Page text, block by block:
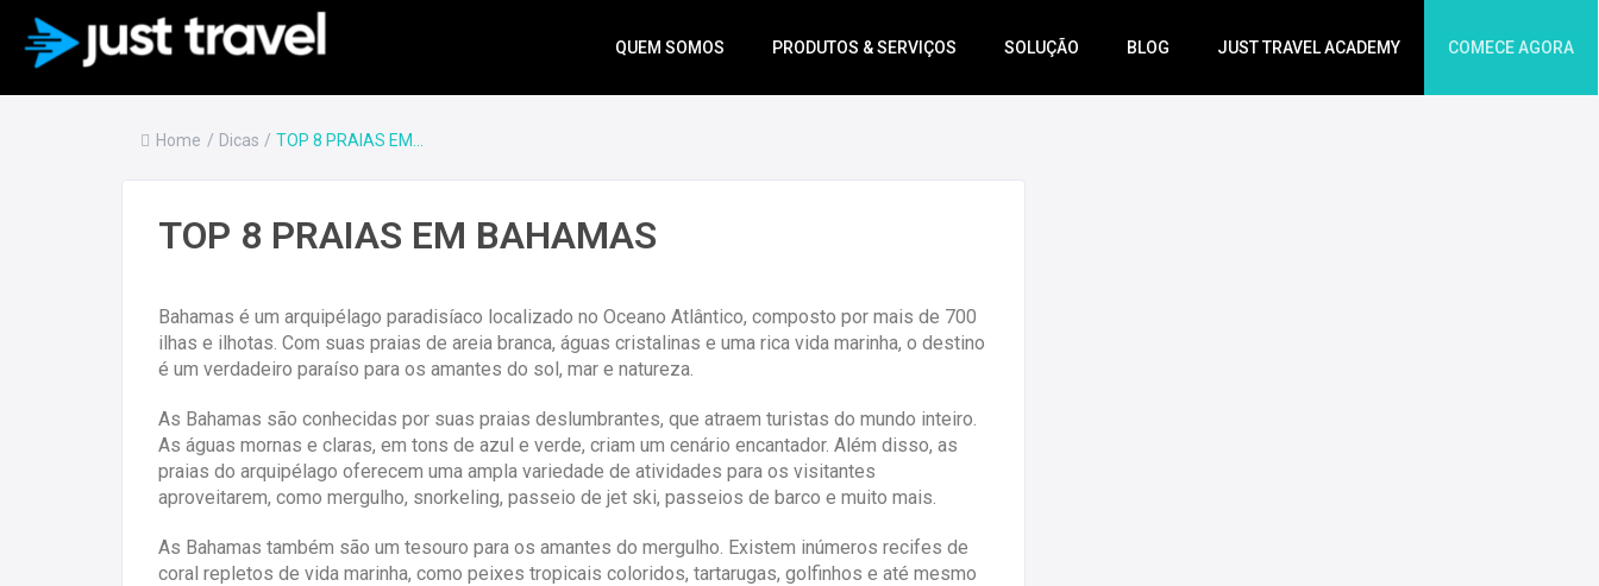
QUEM SOMOS PRODUTOS & SERVIÇOS SOLUÇÃO BLOG JUST TRAVEL ACADEMY COMECE AGORA
Home / Dicas / TOP 8 PRAIAS EM...
TOP 8 PRAIAS EM BAHAMAS
Bahamas é um arquipélago paradisíaco localizado no Oceano Atlântico, composto por mais de 700
ilhas e ilhotas. Com suas praias de areia branca, águas cristalinas e uma rica vida marinha, o destino
é um verdadeiro paraíso para os amantes do sol, mar e natureza.
As Bahamas são conhecidas por suas praias deslumbrantes, que atraem turistas do mundo inteiro.
As águas mornas e claras, em tons de azul e verde, criam um cenário encantador. Além disso, as
praias do arquipélago oferecem uma ampla variedade de atividades para os visitantes
aproveitarem, como mergulho, snorkeling, passeio de jet ski, passeios de barco e muito mais.
As Bahamas também são um tesouro para os amantes do mergulho. Existem inúmeros recifes de
coral repletos de vida marinha, como peixes tropicais coloridos, tartarugas, golfinhos e até mesmo